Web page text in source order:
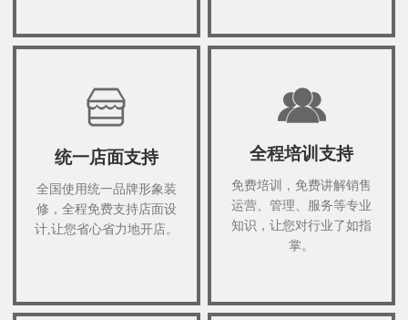
统一店面支持
全国使用统一品牌形象装
修，全程免费支持店面设
计,让您省心省力地开店。
全程培训支持
免费培训，免费讲解销售
运营、管理、服务等专业
知识，让您对行业了如指
掌。